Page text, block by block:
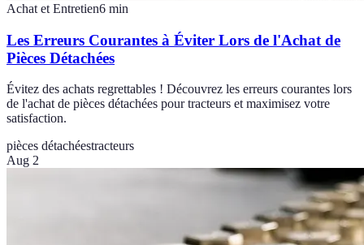
Achat et Entretien6 min
Les Erreurs Courantes à Éviter Lors de l'Achat de
Pièces Détachées
Évitez des achats regrettables ! Découvrez les erreurs courantes lors
de l'achat de pièces détachées pour tracteurs et maximisez votre
satisfaction.
pièces détachéestracteurs
Aug 2